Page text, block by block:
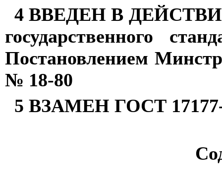
4 ВВЕДЕН В ДЕЙСТВИЕ
государственного
Постановлением
№ 18-80
5 ВЗАМЕН ГОСТ